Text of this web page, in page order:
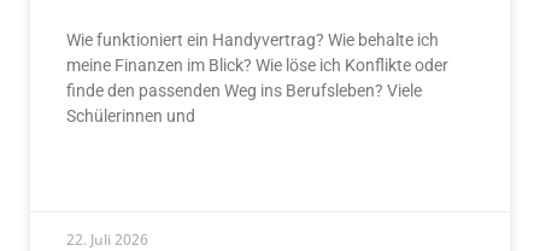
Wie funktioniert ein Handyvertrag? Wie behalte ich
meine Finanzen im Blick? Wie löse ich Konflikte oder
finde den passenden Weg ins Berufsleben? Viele
Schülerinnen und
22. Juli 2026